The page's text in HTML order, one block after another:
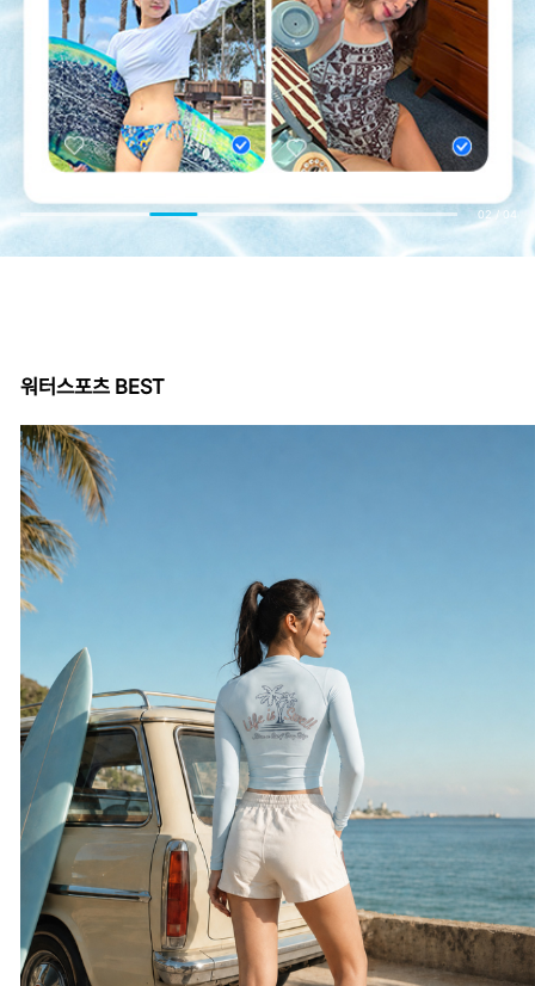
02 / 04
워터스포츠 BEST